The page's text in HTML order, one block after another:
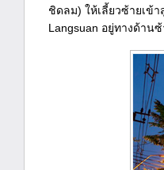
ชิดลม) ให้เลี้ยวซ้ายเข้
Langsuan อยู่ทางด้าน